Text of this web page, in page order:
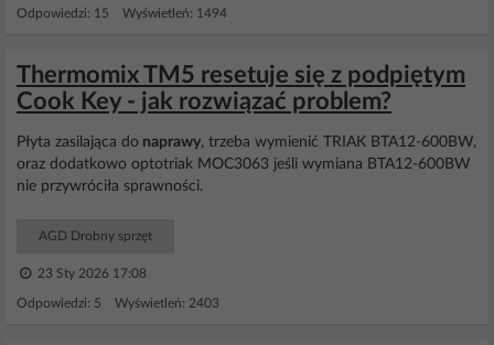
Odpowiedzi: 15 Wyświetleń: 1494
Thermomix TM5 resetuje się z podpiętym
Cook Key - jak rozwiązać problem?
Płyta zasilająca do naprawy, trzeba wymienić TRIAK BTA12-600BW,
oraz dodatkowo optotriak MOC3063 jeśli wymiana BTA12-600BW
nie przywróciła sprawności.
AGD Drobny sprzęt
23 Sty 2026 17:08
Odpowiedzi: 5 Wyświetleń: 2403